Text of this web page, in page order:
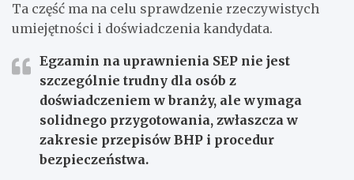
Ta część ma na celu sprawdzenie rzeczywistych
umiejętności i doświadczenia kandydata.
Egzamin na uprawnienia SEP nie jest
szczególnie trudny dla osób z
doświadczeniem w branży, ale wymaga
solidnego przygotowania, zwłaszcza w
zakresie przepisów BHP i procedur
bezpieczeństwa.